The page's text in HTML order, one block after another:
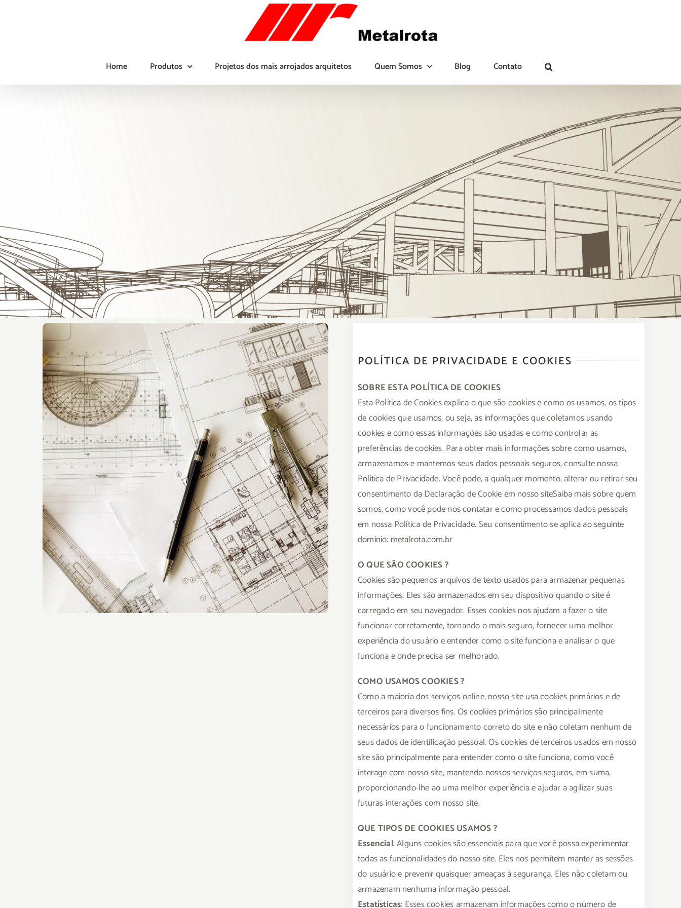
Home Produtos Projetos dos mais arrojados arquitetos Quem Somos Blog Contato
POLÍTICA DE PRIVACIDADE E COOKIES
SOBRE ESTA POLÍTICA DE COOKIES
Esta Política de Cookies explica o que são cookies e como os usamos, os tipos
de cookies que usamos, ou seja, as informações que coletamos usando
cookies e como essas informações são usadas e como controlar as
preferências de cookies. Para obter mais informações sobre como usamos,
armazenamos e mantemos seus dados pessoais seguros, consulte nossa
Política de Privacidade. Você pode, a qualquer momento, alterar ou retirar seu
consentimento da Declaração de Cookie em nosso siteSaiba mais sobre quem
somos, como você pode nos contatar e como processamos dados pessoais
em nossa Política de Privacidade. Seu consentimento se aplica ao seguinte
domínio: metalrota.com.br
O QUE SÃO COOKIES ?
Cookies são pequenos arquivos de texto usados para armazenar pequenas
informações. Eles são armazenados em seu dispositivo quando o site é
carregado em seu navegador. Esses cookies nos ajudam a fazer o site
funcionar corretamente, tornando o mais seguro, fornecer uma melhor
experiência do usuário e entender como o site funciona e analisar o que
funciona e onde precisa ser melhorado.
COMO USAMOS COOKIES ?
Como a maioria dos serviços online, nosso site usa cookies primários e de
terceiros para diversos fins. Os cookies primários são principalmente
necessários para o funcionamento correto do site e não coletam nenhum de
seus dados de identificação pessoal. Os cookies de terceiros usados em nosso
site são principalmente para entender como o site funciona, como você
interage com nosso site, mantendo nossos serviços seguros, em suma,
proporcionando-lhe ao uma melhor experiência e ajudar a agilizar suas
futuras interações com nosso site.
QUE TIPOS DE COOKIES USAMOS ?
Essencial: Alguns cookies são essenciais para que você possa experimentar
todas as funcionalidades do nosso site. Eles nos permitem manter as sessões
do usuário e prevenir quaisquer ameaças à segurança. Eles não coletam ou
armazenam nenhuma informação pessoal.
Estatísticas: Esses cookies armazenam informações como o número de